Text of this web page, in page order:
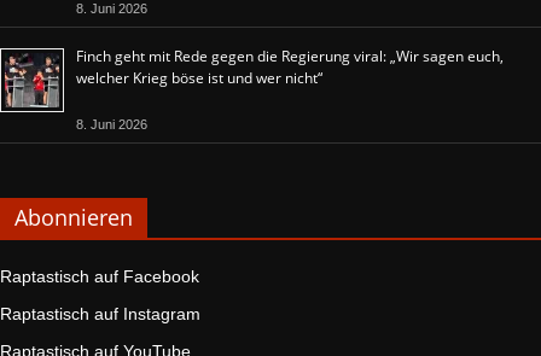
8. Juni 2026
Finch geht mit Rede gegen die Regierung viral: „Wir sagen euch,
welcher Krieg böse ist und wer nicht“
8. Juni 2026
Abonnieren
Raptastisch auf Facebook
Raptastisch auf Instagram
Raptastisch auf YouTube